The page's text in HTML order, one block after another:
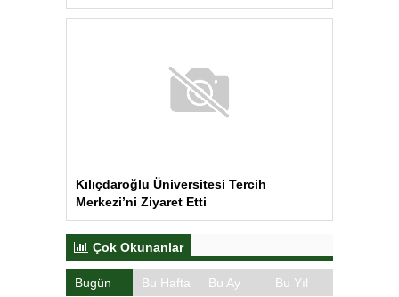
Aydın’daki Yangın Hayvan Tahliyesine